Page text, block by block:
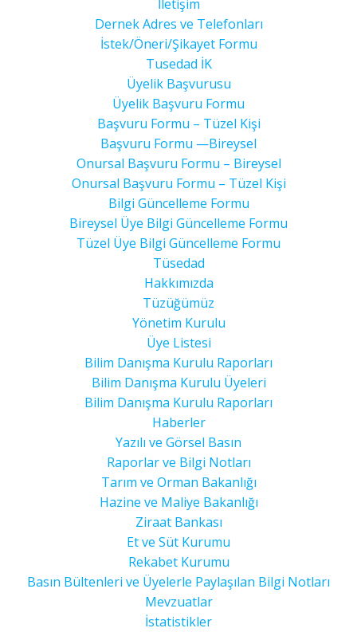
İletişim
Dernek Adres ve Telefonları
İstek/Öneri/Şikayet Formu
Tusedad İK
Üyelik Başvurusu
Üyelik Başvuru Formu
Başvuru Formu – Tüzel Kişi
Başvuru Formu —Bireysel
Onursal Başvuru Formu – Bireysel
Onursal Başvuru Formu – Tüzel Kişi
Bilgi Güncelleme Formu
Bireysel Üye Bilgi Güncelleme Formu
Tüzel Üye Bilgi Güncelleme Formu
Tüsedad
Hakkımızda
Tüzüğümüz
Yönetim Kurulu
Üye Listesi
Bilim Danışma Kurulu Raporları
Bilim Danışma Kurulu Üyeleri
Bilim Danışma Kurulu Raporları
Haberler
Yazılı ve Görsel Basın
Raporlar ve Bilgi Notları
Tarım ve Orman Bakanlığı
Hazine ve Maliye Bakanlığı
Ziraat Bankası
Et ve Süt Kurumu
Rekabet Kurumu
Basın Bültenleri ve Üyelerle Paylaşılan Bilgi Notları
Mevzuatlar
İstatistikler